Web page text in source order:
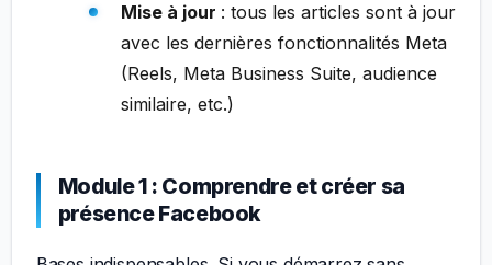
Mise à jour : tous les articles sont à jour
avec les dernières fonctionnalités Meta
(Reels, Meta Business Suite, audience
similaire, etc.)
Module 1 : Comprendre et créer sa
présence Facebook